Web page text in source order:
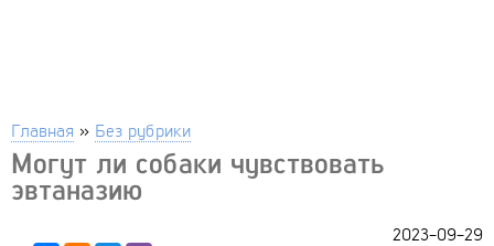
Главная » Без рубрики
Могут ли собаки чувствовать
эвтаназию
2023-09-29